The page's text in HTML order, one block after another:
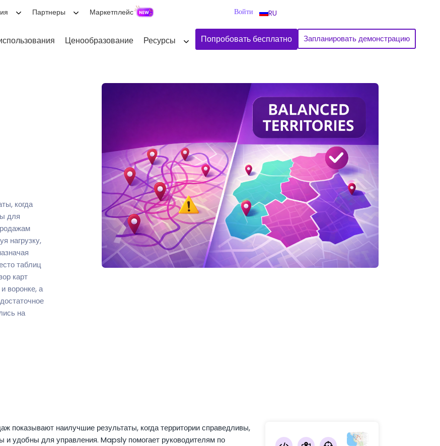
Партнеры Маркетплейс Войти RU
Ценообразование Ресурсы Попробовать бесплатно Запланировать демонстрацию
когда
для
нагрузку,
таблиц
карт
воронке, а
на
показывают наилучшие результаты, когда территории справедливы,
и удобны для управления. Mapsly помогает руководителям по